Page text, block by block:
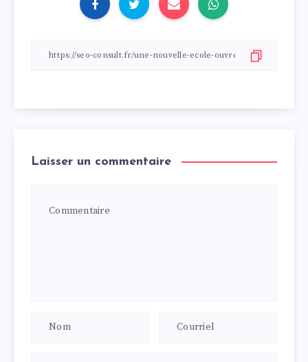
Laisser un commentaire